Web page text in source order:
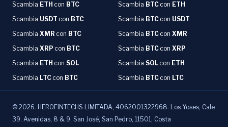
Scambia ETH con BTC Scambia BTC con ETH
Scambia USDT con BTC Scambia BTC con USDT
Scambia XMR con BTC Scambia BTC con XMR
Scambia XRP con BTC Scambia BTC con XRP
Scambia ETH con SOL Scambia SOL con ETH
Scambia LTC con BTC Scambia BTC con LTC
© 2026. HEROFINTECHS LIMITADA, 4062001322968. Los Yoses, Cale
39. Avenidas, 8 & 9, San José, San Pedro, 11501, Costa